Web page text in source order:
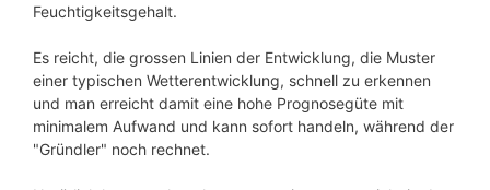
Feuchtigkeitsgehalt.
Es reicht, die grossen Linien der Entwicklung, die Muster
einer typischen Wetterentwicklung, schnell zu erkennen
und man erreicht damit eine hohe Prognosegüte mit
minimalem Aufwand und kann sofort handeln, während der
"Gründler" noch rechnet.